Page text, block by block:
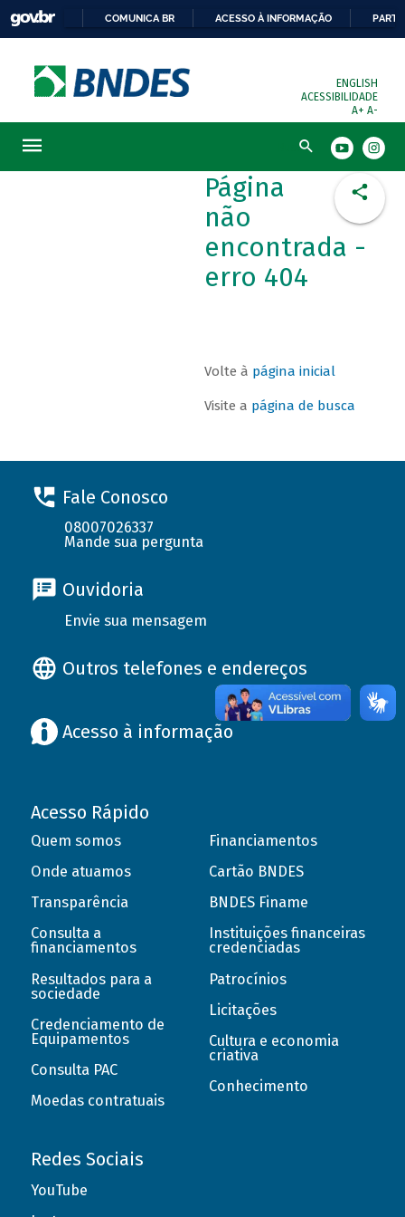
COMUNICA BR ACESSO À INFORMAÇÃO
ENGLISH
ACESSIBILIDADE
A+ A-
Busca
Página
não
encontrada -
erro 404
Volte à página inicial
Visite a página de busca
Fale Conosco
08007026337
Mande sua pergunta
Ouvidoria
Envie sua mensagem
Outros telefones e endereços
Acesso à informação
Acesso Rápido
Quem somos
Onde atuamos
Transparência
Consulta a
financiamentos
Resultados para a
sociedade
Credenciamento de
Equipamentos
Consulta PAC
Moedas contratuais
Financiamentos
Cartão BNDES
BNDES Finame
Instituições financeiras
credenciadas
Patrocínios
Licitações
Cultura e economia
criativa
Conhecimento
Redes Sociais
YouTube